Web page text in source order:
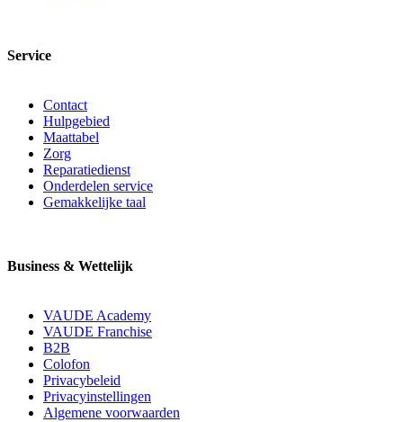
Service
Contact
Hulpgebied
Maattabel
Zorg
Reparatiedienst
Onderdelen service
Gemakkelijke taal
Business & Wettelijk
VAUDE Academy
VAUDE Franchise
B2B
Colofon
Privacybeleid
Privacyinstellingen
Algemene voorwaarden